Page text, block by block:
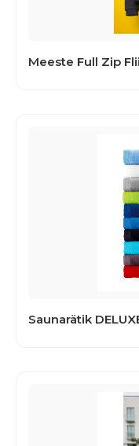
Meeste Full Zip
Saunarätik